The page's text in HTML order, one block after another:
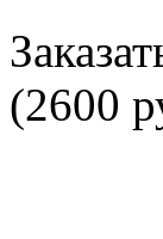
(2600